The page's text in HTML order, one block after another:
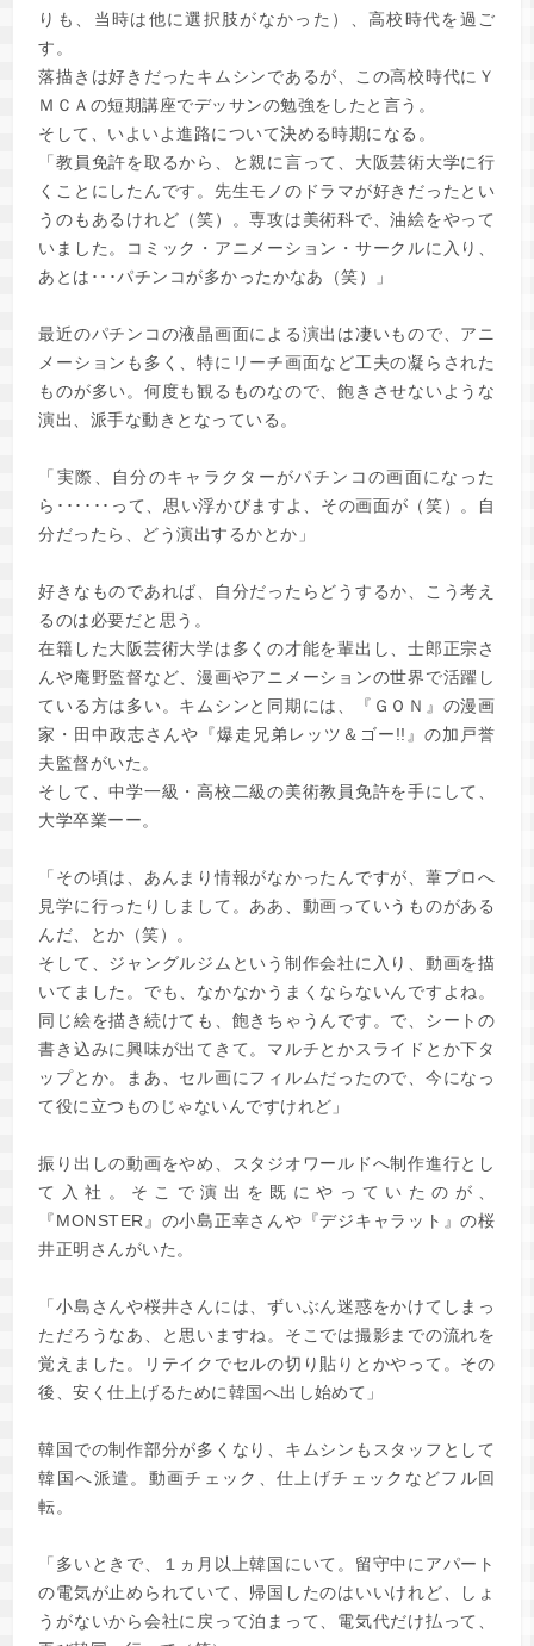
りも、当時は他に選択肢がなかった）、高校時代を過ご
す。
落描きは好きだったキムシンであるが、この高校時代にＹ
ＭＣＡの短期講座でデッサンの勉強をしたと言う。
そして、いよいよ進路について決める時期になる。
「教員免許を取るから、と親に言って、大阪芸術大学に行
くことにしたんです。先生モノのドラマが好きだったとい
うのもあるけれど（笑）。専攻は美術科で、油絵をやって
いました。コミック・アニメーション・サークルに入り、
あとは･･･パチンコが多かったかなあ（笑）」
最近のパチンコの液晶画面による演出は凄いもので、アニ
メーションも多く、特にリーチ画面など工夫の凝らされた
ものが多い。何度も観るものなので、飽きさせないような
演出、派手な動きとなっている。
「実際、自分のキャラクターがパチンコの画面になった
ら･･････って、思い浮かびますよ、その画面が（笑）。自
分だったら、どう演出するかとか」
好きなものであれば、自分だったらどうするか、こう考え
るのは必要だと思う。
在籍した大阪芸術大学は多くの才能を輩出し、士郎正宗さ
んや庵野監督など、漫画やアニメーションの世界で活躍し
ている方は多い。キムシンと同期には、『ＧＯＮ』の漫画
家・田中政志さんや『爆走兄弟レッツ＆ゴー!!』の加戸誉
夫監督がいた。
そして、中学一級・高校二級の美術教員免許を手にして、
大学卒業ーー。
「その頃は、あんまり情報がなかったんですが、葦プロへ
見学に行ったりしまして。ああ、動画っていうものがある
んだ、とか（笑）。
そして、ジャングルジムという制作会社に入り、動画を描
いてました。でも、なかなかうまくならないんですよね。
同じ絵を描き続けても、飽きちゃうんです。で、シートの
書き込みに興味が出てきて。マルチとかスライドとか下タ
ップとか。まあ、セル画にフィルムだったので、今になっ
て役に立つものじゃないんですけれど」
振り出しの動画をやめ、スタジオワールドへ制作進行とし
て入社。そこで演出を既にやっていたのが、
『MONSTER』の小島正幸さんや『デジキャラット』の桜
井正明さんがいた。
「小島さんや桜井さんには、ずいぶん迷惑をかけてしまっ
ただろうなあ、と思いますね。そこでは撮影までの流れを
覚えました。リテイクでセルの切り貼りとかやって。その
後、安く仕上げるために韓国へ出し始めて」
韓国での制作部分が多くなり、キムシンもスタッフとして
韓国へ派遣。動画チェック、仕上げチェックなどフル回
転。
「多いときで、１ヵ月以上韓国にいて。留守中にアパート
の電気が止められていて、帰国したのはいいけれど、しょ
うがないから会社に戻って泊まって、電気代だけ払って、